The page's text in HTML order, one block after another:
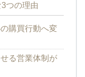
つの理由
購買行動へ変
る営業体制が